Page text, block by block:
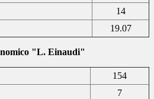
14
19.07
"L. Einaudi"
154
7